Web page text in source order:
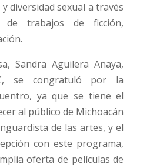
diversidad sexual a través
de trabajos de ficción,
Sandra Aguilera Anaya,
se congratuló por la
ya que se tiene el
al público de Michoacán
de las artes, y el
con este programa,
oferta de películas de